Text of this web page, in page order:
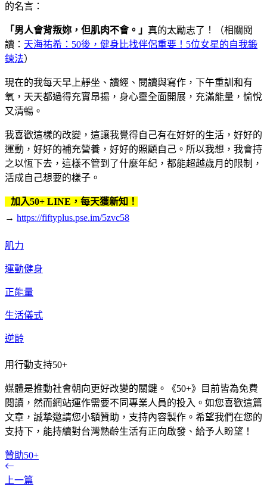
的名言：
「男人會背叛妳，但肌肉不會。」 真的太勵志了！（相關閱
讀： 天海祐希：50後，健身比找伴侶重要！5位女星的自我鍛
鍊法）
現在的我每天早上靜坐、讀經、閱讀與寫作，下午重訓和有
氧，天天都過得充實昂揚，身心靈全面開展，充滿能量，愉悅
又清暢。
我喜歡這樣的改變，這讓我覺得自己有在好好的生活，好好的
運動，好好的補充營養，好好的照顧自己。所以我想，我會持
之以恆下去，這樣不管到了什麼年紀，都能超越歲月的限制，
活成自己想要的樣子。
加入50+ LINE，每天獲新知！
→ https://fiftyplus.pse.im/5zvc58
肌力
運動健身
正能量
生活儀式
逆齡
用行動支持50+
媒體是推動社會朝向更好改變的關鍵。《50+》目前皆為免費
閱讀，然而網站運作需要不同專業人員的投入。如您喜歡這篇
文章，誠摯邀請您小額贊助，支持內容製作。希望我們在您的
支持下，能持續對台灣熟齡生活有正向啟發、給予人盼望！
贊助50+
上一篇